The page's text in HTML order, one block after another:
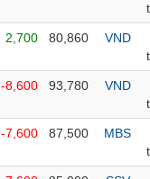
2,700 80,860
VND
-8,600 93,780
VND
-7,600 87,500
MBS